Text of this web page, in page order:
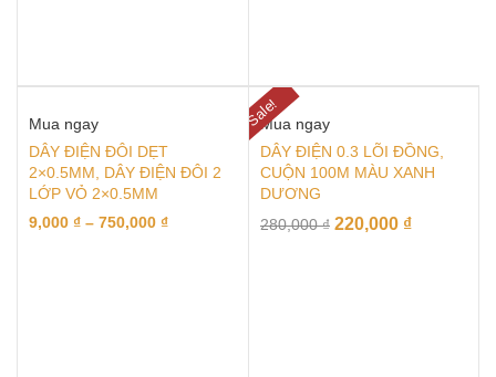
Mua ngay
DÂY ĐIỆN ĐÔI DẸT
2×0.5MM, DÂY ĐIỆN ĐÔI 2
LỚP VỎ 2×0.5MM
9,000 ₫ – 750,000 ₫
Sale!
Mua ngay
DÂY ĐIỆN 0.3 LÕI ĐỒNG,
CUỘN 100M MÀU XANH
DƯƠNG
280,000₫ 220,000 ₫